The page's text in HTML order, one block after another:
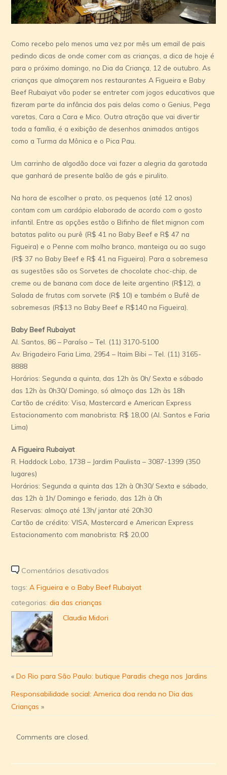
Como recebo pelo menos uma vez por mês um email de pais
pedindo dicas de onde comer com as crianças, a dica de hoje é
para o próximo domingo, no Dia da Criança, 12 de outubro. As
crianças que almoçarem nos restaurantes A Figueira e Baby
Beef Rubaiyat vão poder se entreter com jogos educativos que
fizeram parte da infância dos pais delas como o Genius, Pega
varetas, Cara a Cara e Mico. Outra atração que vai divertir
toda a família, é a exibição de desenhos animados antigos
como a Turma da Mônica e o Pica Pau.
Um carrinho de algodão doce vai fazer a alegria da garotada
que ganhará de presente balão de gás e pirulito.
Na hora de escolher o prato, os pequenos (até 12 anos)
contam com um cardápio elaborado de acordo com o gosto
infantil. Entre as opções estão o Bifinho de filet mignon com
batatas palito ou purê (R$ 41 no Baby Beef e R$ 47 na
Figueira) e o Penne com molho branco, manteiga ou ao sugo
(R$ 37 no Baby Beef e R$ 41 na Figueira). Para a sobremesa
as sugestões são os Sorvetes de chocolate choc-chip, de
creme ou de banana com doce de leite argentino (R$12), a
Salada de frutas com sorvete (R$ 10) e também o Bufê de
sobremesas (R$13 no Baby Beef e R$140 na Figueira).
Baby Beef Rubaiyat
Al. Santos, 86 – Paraíso – Tel. (11) 3170-5100
Av. Brigadeiro Faria Lima, 2954 – Itaim Bibi – Tel. (11) 3165-
8888
Horários: Segunda a quinta, das 12h às 0h/ Sexta e sábado
das 12h às 0h30/ Domingo, só almoço das 12h às 18h
Cartão de crédito: Visa, Mastercard e American Express
Estacionamento com manobrista: R$ 18,00 (Al. Santos e Faria
Lima)
A Figueira Rubaiyat
R. Haddock Lobo, 1738 – Jardim Paulista – 3087-1399 (350
lugares)
Horários: Segunda a quinta das 12h à 0h30/ Sexta e sábado,
das 12h à 1h/ Domingo e feriado, das 12h à 0h
Reservas: almoço até 13h/ jantar até 20h30
Cartão de crédito: VISA, Mastercard e American Express
Estacionamento com manobrista: R$ 20,00
Comentários desativados
A
promovem
para
tags:A Figueira e o Baby Beef Rubaiyat
categorias:dia das crianças
Claudia Midori
«Do Rio para São Paulo: butique Paradis chega nos Jardins
Responsabilidade social: America doa renda no Dia das
Crianças »
Comments are closed.